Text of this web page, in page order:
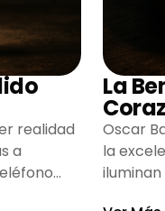
realidad
a
La
Oscar
la